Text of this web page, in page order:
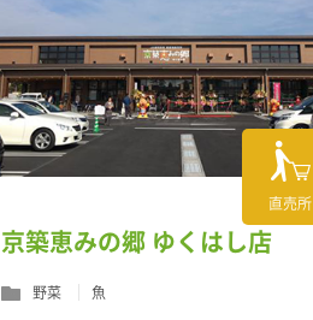
直売所
京築恵みの郷 ゆくはし店
野菜 魚